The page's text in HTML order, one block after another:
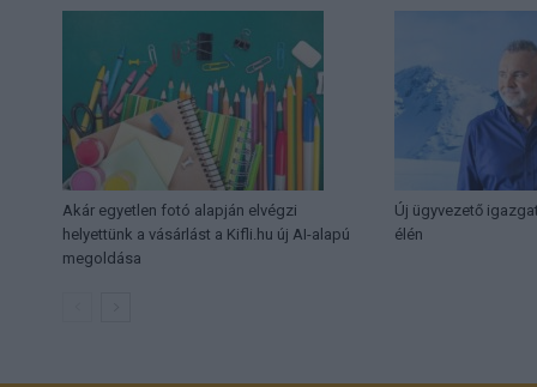
Akár egyetlen fotó alapján elvégzi
helyettünk a vásárlást a Kifli.hu új AI-alapú
megoldása
Új ügyvezető
élén